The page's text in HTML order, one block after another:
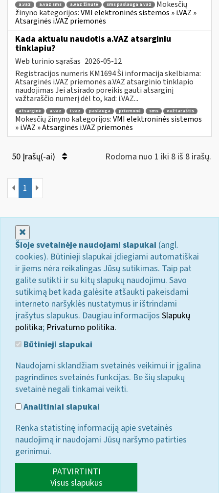
a.vaz a.vaz sms a.vaz žinutė sms paslauga a.vaz
Mokesčių
žinyno kategorijos:VMI elektroninės sistemos » i.VAZ »
Atsarginės i.VAZ priemonės
Kada aktualu naudotis a.VAZ atsarginiu
tinklapiu?
Web turinio sąrašas 2026-05-12
Registracijos numeris KM1694 Ši informacija skelbiama:
Atsarginės i.VAZ priemonės a.VAZ atsarginio tinklapio
naudojimas Jei atsirado poreikis gauti atsarginį
važtaraščio numerį dėl to, kad: i.VAZ...
atsarginė a.vaz i.vaz paslauga priemonė sms važtaraštis
Mokesčių žinyno kategorijos:VMI elektroninės sistemos
» i.VAZ » Atsarginės i.VAZ priemonės
50 Įrašų(-ai) Rodoma nuo 1 iki 8 iš 8 irašų.
1
Šioje svetainėje naudojami slapukai (angl.
cookies). Būtinieji slapukai įdiegiami automatiškai
ir jiems nėra reikalingas Jūsų sutikimas. Taip pat
galite sutikti ir su kitų slapukų naudojimu. Savo
sutikimą bet kada galėsite atšaukti pakeisdami
interneto naršyklės nustatymus ir ištrindami
įrašytus slapukus. Daugiau informacijos Slapukų
politika; Privatumo politika.
Būtinieji slapukai
Naudojami sklandžiam svetainės veikimui ir įgalina
pagrindines svetainės funkcijas. Be šių slapukų
svetainė negali tinkamai veikti.
Analitiniai slapukai
Renka statistinę informaciją apie svetainės
naudojimą ir naudojami Jūsų naršymo patirties
gerinimui.
PATVIRTINTI
Visus slapukus